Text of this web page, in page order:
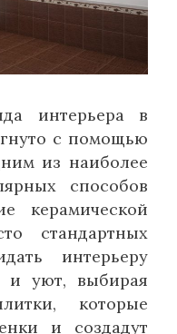
интерьера в
с помощью
из наиболее
способов
керамической
стандартных
интерьеру
и уют, выбирая
которые
и создадут